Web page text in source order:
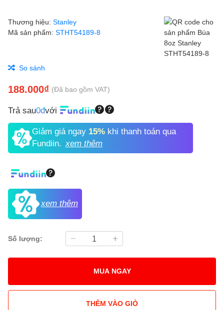
Thương hiệu: Stanley
Mã sản phẩm: STHT54189-8
So sánh
188.000₫ (Đã bao gồm VAT)
Trả sau0đvới
Giảm giá ngay 15%khi thanh toán qua
Fundiin. xem thêm
xem thêm
Số lượng:
MUA NGAY
THÊM VÀO GIỎ